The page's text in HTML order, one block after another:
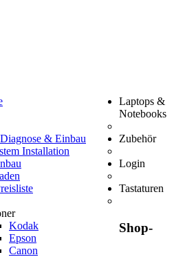
& Einbau
Installation
Laptops &
Notebooks
Zubehör
Kodak
Epson
Canon
Login
Tastaturen
Shop-